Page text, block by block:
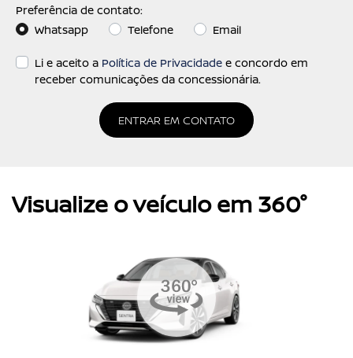
Preferência de contato:
Whatsapp
Telefone Email
Li e aceito a Política de Privacidade e concordo em
receber comunicações da concessionária.
ENTRAR EM CONTATO
Visualize o veículo em 360°